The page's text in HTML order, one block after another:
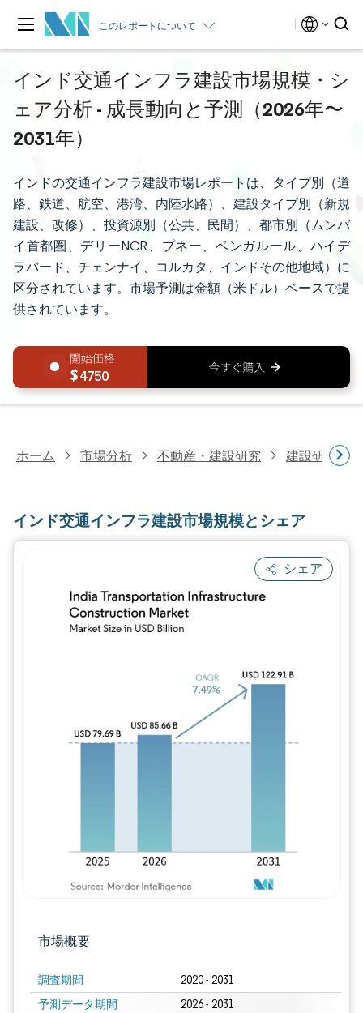
このレポートについて
インド交通インフラ建設市場規模・シ
ェア分析 - 成長動向と予測（2026年〜
2031年）
インドの交通インフラ建設市場レポートは、タイプ別（道
路、鉄道、航空、港湾、内陸水路）、建設タイプ別（新規
建設、改修）、投資源別（公共、民間）、都市別（ムンバ
イ首都圏、デリーNCR、プネー、ベンガルール、ハイデ
ラバード、チェンナイ、コルカタ、インドその他地域）に
区分されています。市場予測は金額（米ドル）ベースで提
供されています。
4750
ホーム 市場分析 不動産・建設研究 建設研究
インド交通インフラ建設市場規模とシェア
シェア
市場概要
調査期間 2020 - 2031
予測データ期間 2026 - 2031